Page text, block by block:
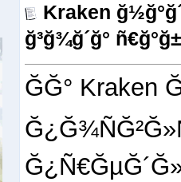
Kraken
ğ³ğ¾ğ´ğ°
ĞĞ° Kraken